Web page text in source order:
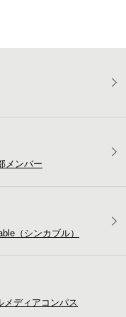
メンバー
（シンカブル）
メディアコンパス